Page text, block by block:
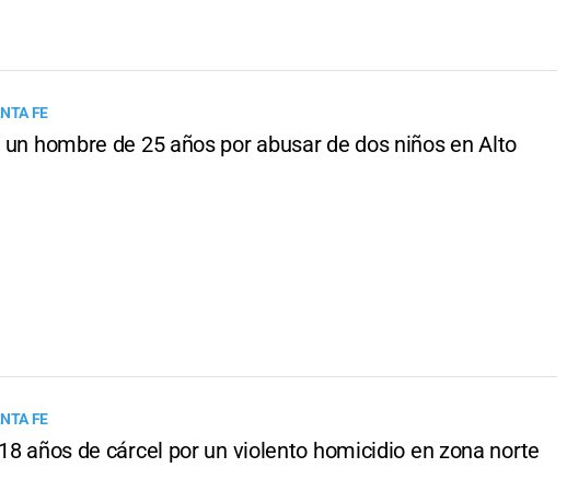
FE
un hombre de 25 años por abusar de dos niños en Alto
FE
años de cárcel por un violento homicidio en zona norte